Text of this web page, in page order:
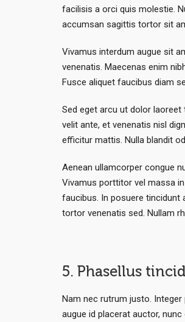
facilisis a orci quis molestie.
accumsan sagittis tortor sit
Vivamus interdum augue sit
venenatis. Maecenas enim
Fusce aliquet faucibus diam
Sed eget arcu ut dolor laoreet
velit ante, et venenatis nisl
efficitur mattis. Nulla blandit
Aenean ullamcorper congue
Vivamus porttitor vel massa
faucibus. In posuere tincidunt
tortor venenatis sed. Nullam
5. Phasellus
Nam nec rutrum justo.
augue id placerat auctor,